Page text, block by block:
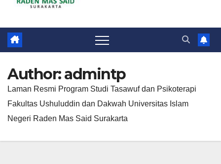
Author:admintp
Laman Resmi Program Studi Tasawuf dan Psikoterapi
Fakultas Ushuluddin dan Dakwah Universitas Islam
Negeri Raden Mas Said Surakarta